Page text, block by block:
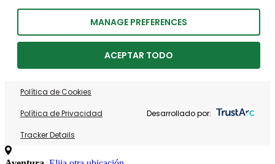
MANAGE PREFERENCES
ACEPTAR TODO
Política de Cookies
Política de Privacidad
Tracker Details
Desarrollado por: